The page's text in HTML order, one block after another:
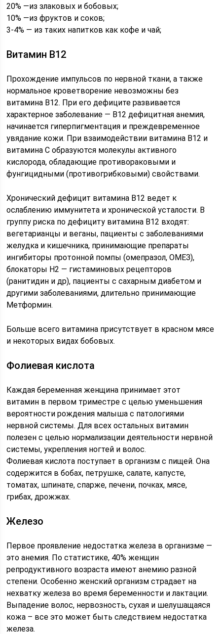
20% —из злаковых и бобовых;⠀
10% —из фруктов и соков;⠀
3-4% — из таких напитков как кофе и чай;
Витамин В12
Прохождение импульсов по нервной ткани, а также
нормальное кроветворение невозможны без
витамина В12. При его дефиците развивается
характерное заболевание — В12 дефицитная анемия,
начинается гиперпигментация и преждевременное
увядание кожи. При взаимодействии витамина В12 и
витамина С образуются молекулы активного
кислорода, обладающие противораковыми и
фунгицидными (противогрибковыми) свойствами.
Хронический дефицит витамина В12 ведет к
ослаблению иммунитета и хронической усталости. В
группу риска по дефициту витамина В12 входят:
вегетарианцы и веганы, пациенты с заболеваниями
желудка и кишечника, принимающие препараты
ингибиторы протонной помпы (омепразол, ОМЕЗ),
блокаторы H2 — гистаминовых рецепторов
(ранитидин и др), пациенты с сахарным диабетом и
другими заболеваниями, длительно принимающие
Метформин.
Больше всего витамина присутствует в красном мясе
и некоторых видах бобовых.
Фолиевая кислота
Каждая беременная женщина принимает этот
витамин в первом триместре с целью уменьшения
вероятности рождения малыша с патологиями
нервной системы. Для всех остальных витамин
полезен с целью нормализации деятельности нервной
системы, укрепления ногтей и волос.
Фолиевая кислота поступает в организм с пищей. Она
содержится в бобах, петрушке, салате, капусте,
томатах, шпинате, спарже, печени, почках, мясе,
грибах, дрожжах.
Железо
Первое проявление недостатка железа в организме —
это анемия. По статистике, 40% женщин
репродуктивного возраста имеют анемию разной
степени. Особенно женский организм страдает на
нехватку железа во время беременности и лактации.
Выпадение волос, нервозность, сухая и шелушащаяся
кожа – все это может быть следствием недостатка
железа.